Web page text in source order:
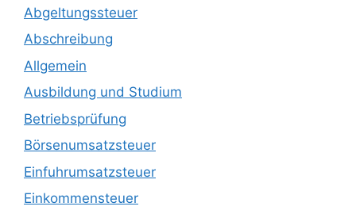
Abgeltungssteuer
Abschreibung
Allgemein
Ausbildung und Studium
Betriebsprüfung
Börsenumsatzsteuer
Einfuhrumsatzsteuer
Einkommensteuer